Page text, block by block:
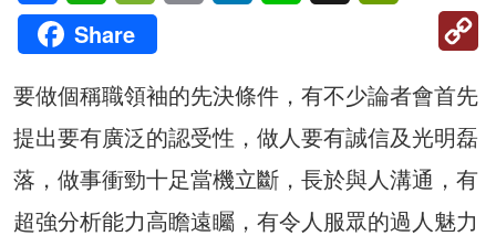
Share
要做個稱職領袖的先決條件，有不少論者會首先
提出要有廣泛的認受性，做人要有誠信及光明磊
落，做事衝勁十足當機立斷，長於與人溝通，有
超強分析能力高瞻遠矚，有令人服眾的過人魅力